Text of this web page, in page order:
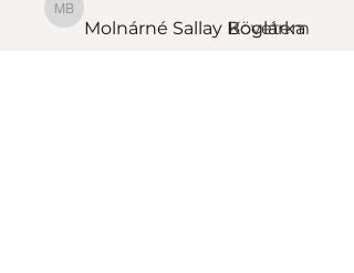
Molnárné Sallay Boglárka
Molnárné Sallay Boglárka
Követem